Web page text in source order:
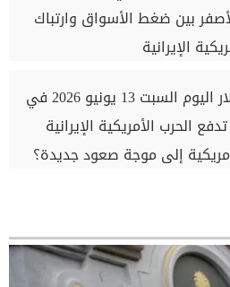
بين ضغط الأسواق وارتباك
الإيرانية
سعر الدولار اليوم السبت 13 يونيو 2026 في
الحرب الأمريكية الإيرانية
إلى موجة صعود جديدة؟